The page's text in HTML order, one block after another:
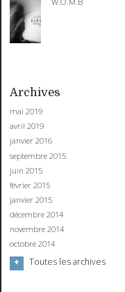
Archives
mai 2019
avril 2019
janvier 2016
septembre 2015
juin 2015
février 2015
janvier 2015
décembre 2014
novembre 2014
octobre 2014
Toutes les archives